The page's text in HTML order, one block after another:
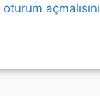
oturum